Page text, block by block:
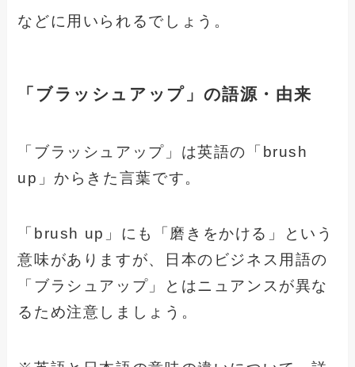
などに用いられるでしょう。
「ブラッシュアップ」の語源・由来
「ブラッシュアップ」は英語の「brush
up」からきた言葉です。
「brush up」にも「磨きをかける」という
意味がありますが、日本のビジネス用語の
「ブラシュアップ」とはニュアンスが異な
るため注意しましょう。